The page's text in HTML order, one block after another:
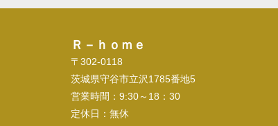
Ｒ－ｈｏｍｅ
〒302-0118
茨城県守谷市立沢1785番地5
営業時間： 9:30～18：30
定休日： 無休